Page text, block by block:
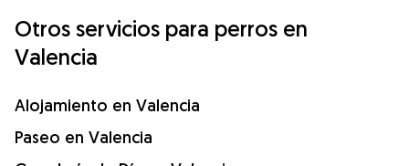
Otros servicios para perros en
Valencia
Alojamiento en Valencia
Paseo en Valencia